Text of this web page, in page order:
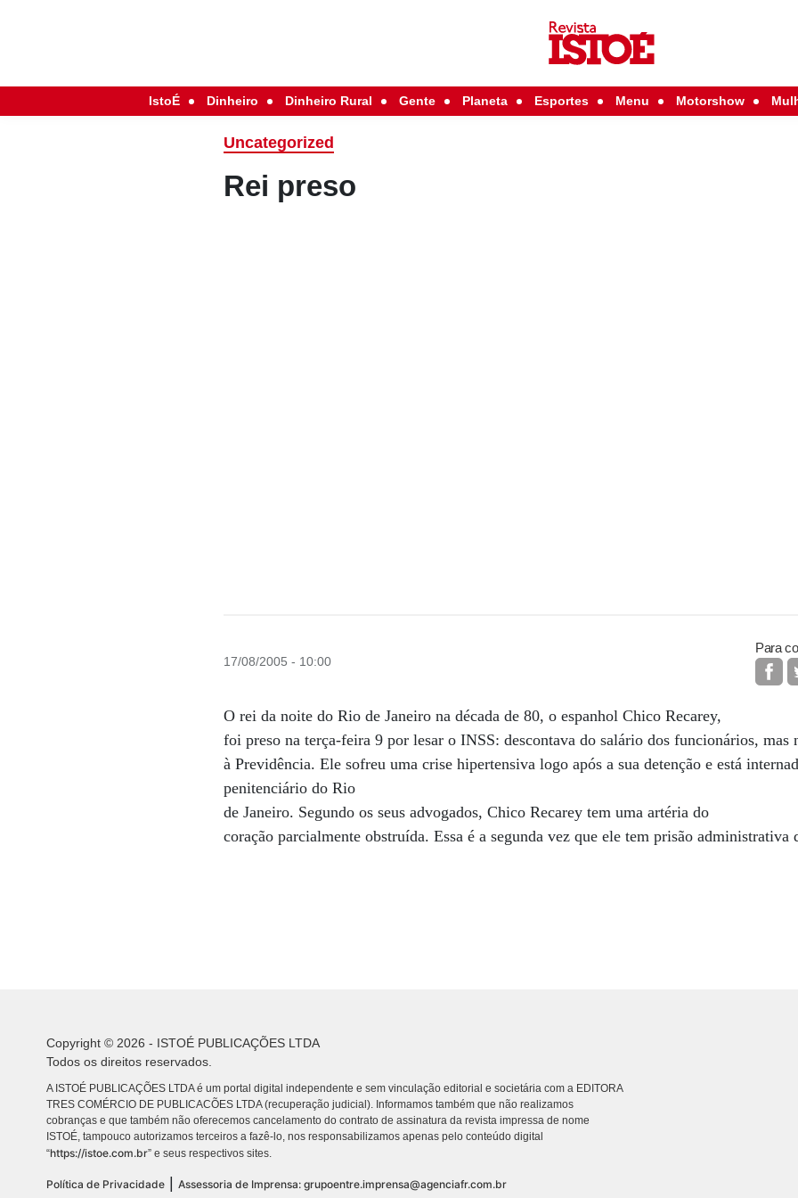
IstoÉ Dinheiro Dinheiro Rural Gente Planeta Esportes Menu Motorshow
Uncategorized
Rei preso
17/08/2005 - 10:00
Para
O rei da noite do Rio de Janeiro na década de 80, o espanhol Chico Recarey,
foi preso na terça-feira 9 por lesar o INSS: descontava do salário dos funcionários, mas
à Previdência. Ele sofreu uma crise hipertensiva logo após a sua detenção e está
penitenciário do Rio
de Janeiro. Segundo os seus advogados, Chico Recarey tem uma artéria do
coração parcialmente obstruída. Essa é a segunda vez que ele tem prisão administrativa
Copyright © 2026 - ISTOÉ PUBLICAÇÕES LTDA
Todos os direitos reservados.
A ISTOÉ PUBLICAÇÕES LTDA é um portal digital independente e sem vinculação editorial e societária com a EDITORA
TRES COMÉRCIO DE PUBLICACÕES LTDA (recuperação judicial). Informamos também que não realizamos
cobranças e que também não oferecemos cancelamento do contrato de assinatura da revista impressa de nome
ISTOÉ, tampouco autorizamos terceiros a fazê-lo, nos responsabilizamos apenas pelo conteúdo digital
“https://istoe.com.br” e seus respectivos sites.
Política de Privacidade Assessoria de Imprensa: grupoentre.imprensa@agenciafr.com.br